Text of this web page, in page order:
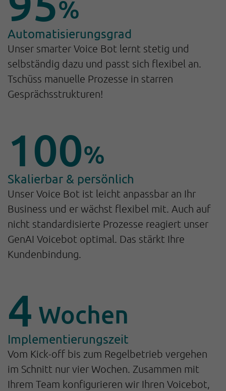
%
Automatisierungsgrad
Unser smarter Voice Bot lernt stetig und
selbständig dazu und passt sich flexibel an.
Tschüss manuelle Prozesse in starren
Gesprächsstrukturen!
100%
Skalierbar & persönlich
Unser Voice Bot ist leicht anpassbar an Ihr
Business und er wächst flexibel mit. Auch auf
nicht standardisierte Prozesse reagiert unser
GenAI Voicebot optimal. Das stärkt Ihre
Kundenbindung.
4 Wochen
Implementierungszeit
Vom Kick-off bis zum Regelbetrieb vergehen
im Schnitt nur vier Wochen. Zusammen mit
Ihrem Team konfigurieren wir Ihren Voicebot,